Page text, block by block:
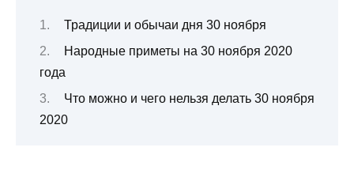
Традиции и обычаи дня 30 ноября
Народные приметы на 30 ноября 2020
года
Что можно и чего нельзя делать 30 ноября
2020